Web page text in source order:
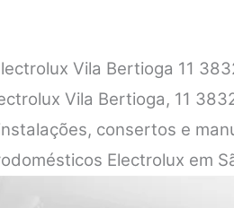
Vila Bertioga 11
Vila Bertioga, 11
consertos e
Electrolux em